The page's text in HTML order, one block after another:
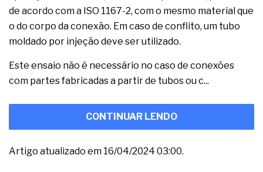
de acordo com a ISO 1167-2, com o mesmo material que
o do corpo da conexão. Em caso de conflito, um tubo
moldado por injeção deve ser utilizado.
Este ensaio não é necessário no caso de conexões
com partes fabricadas a partir de tubos ou c...
CONTINUAR LENDO
Artigo atualizado em 16/04/2024 03:00.